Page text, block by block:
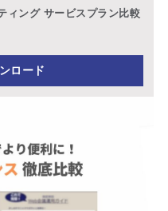
ィング サービスプラン比較
ロード